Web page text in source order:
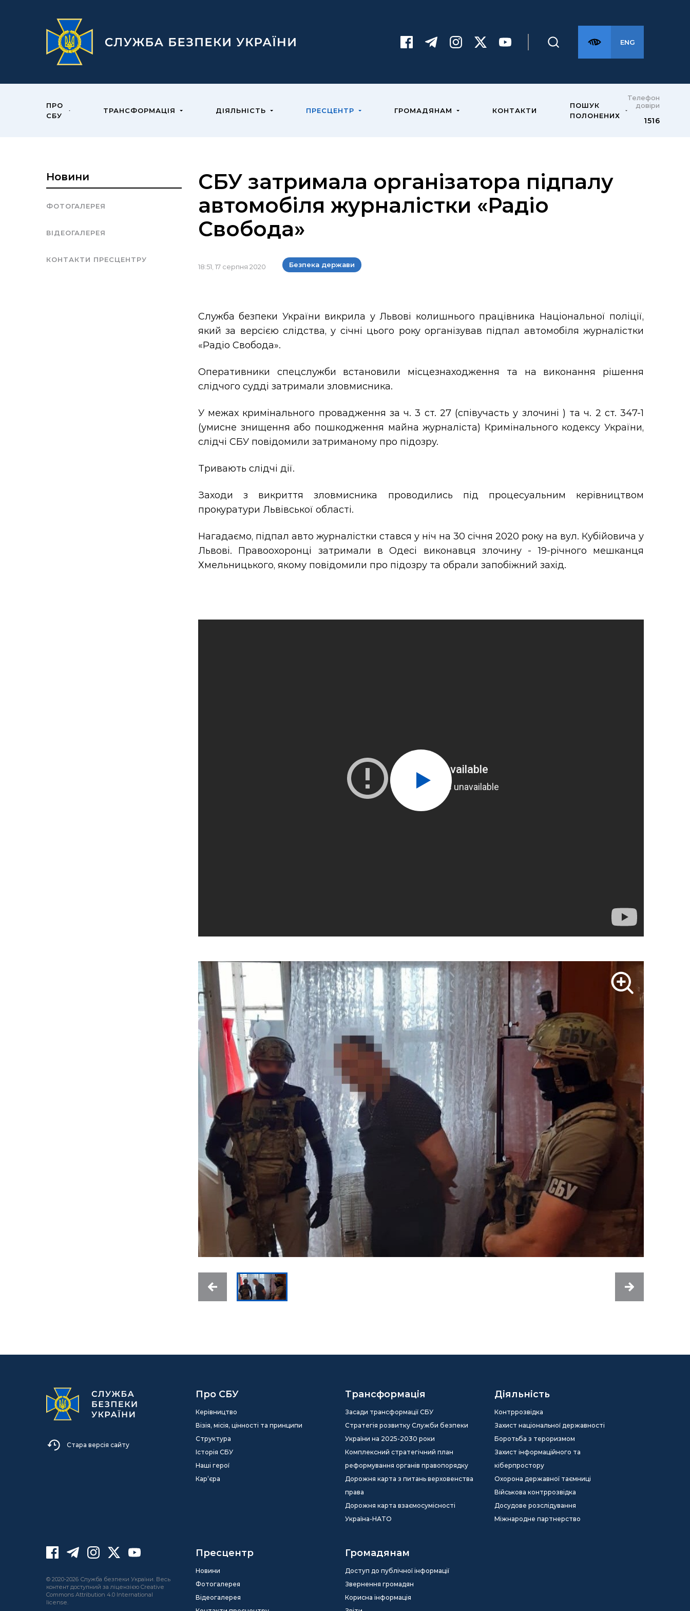
ENG
ПРО
СБУ
ТРАНСФОРМАЦІЯ ДІЯЛЬНІСТЬ ПРЕСЦЕНТР ГРОМАДЯНАМ КОНТАКТИ
ПОШУК
ПОЛОНЕНИХ
Телефон
довіри
1516
Новини
ФОТОГАЛЕРЕЯ
ВІДЕОГАЛЕРЕЯ
КОНТАКТИ ПРЕСЦЕНТРУ
СБУ затримала організатора підпалу
автомобіля журналістки «Радіо
Свобода»
18:51, 17 серпня 2020 Безпека держави
Служба безпеки України викрила у Львові колишнього працівника Національної поліції,
який за версією слідства, у січні цього року організував підпал автомобіля журналістки
«Радіо Свобода».
Оперативники спецслужби встановили місцезнаходження та на виконання рішення
слідчого судді затримали зловмисника.
У межах кримінального провадження за ч. 3 ст. 27 (співучасть у злочині ) та ч. 2 ст. 347-1
(умисне знищення або пошкодження майна журналіста) Кримінального кодексу України,
слідчі СБУ повідомили затриманому про підозру.
Тривають слідчі дії.
Заходи з викриття зловмисника проводились під процесуальним керівництвом
прокуратури Львівської області.
Нагадаємо, підпал авто журналістки стався у ніч на 30 січня 2020 року на вул. Кубійовича у
Львові. Правоохоронці затримали в Одесі виконавця злочину - 19-річного мешканця
Хмельницького, якому повідомили про підозру та обрали запобіжний захід.
Стара версія сайту
Про СБУ
Керівництво
Візія, місія, цінності та принципи
Структура
Історія СБУ
Наші герої
Кар’єра
Трансформація
Засади трансформації СБУ
Стратегія розвитку Служби безпеки
України на 2025-2030 роки
Комплексний стратегічний план
реформування органів правопорядку
Дорожня карта з питань верховенства
права
Дорожня карта взаємосумісності
Україна-НАТО
Діяльність
Контррозвідка
Захист національної державності
Боротьба з тероризмом
Захист інформаційного та
кіберпростору
Охорона державної таємниці
Військова контррозвідка
Досудове розслідування
Міжнародне партнерство
Пресцентр
Новини
Фотогалерея
Відеогалерея
Громадянам
Доступ до публічної інформації
Звернення громадян
Корисна інформація
© 2020-2026 Служба безпеки України. Весь
контент доступний за ліцензією Creative
Commons Attribution 4.0 International
license.